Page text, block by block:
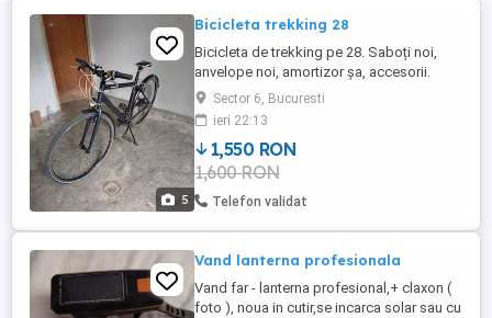
5
Bicicleta trekking 28
Bicicleta de trekking pe 28. Saboți noi,
anvelope noi, amortizor șa, accesorii.
Potrivită pentru înălțime de la 1,65 m
(mărime M) Foarte îngrijită. Greutate de
13.5 kg. Ofer și portbagajul.
Sector 6, Bucuresti
ieri 22:13
1,550 RON
1,600 RON
Telefon validat
Vand lanterna profesionala
Vand far - lanterna profesional,+ claxon (
foto ), noua in cutir,se incarca solar sau cu